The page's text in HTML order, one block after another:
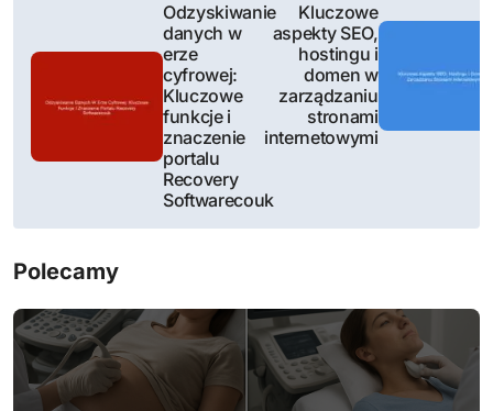
a
c
j
a
Odzyskiwanie
danych w
erze
cyfrowej:
Kluczowe
funkcje i
znaczenie
portalu
Recovery
Softwarecouk
Kluczowe
aspekty SEO,
hostingu i
domen w
zarządzaniu
stronami
internetowymi
Polecamy